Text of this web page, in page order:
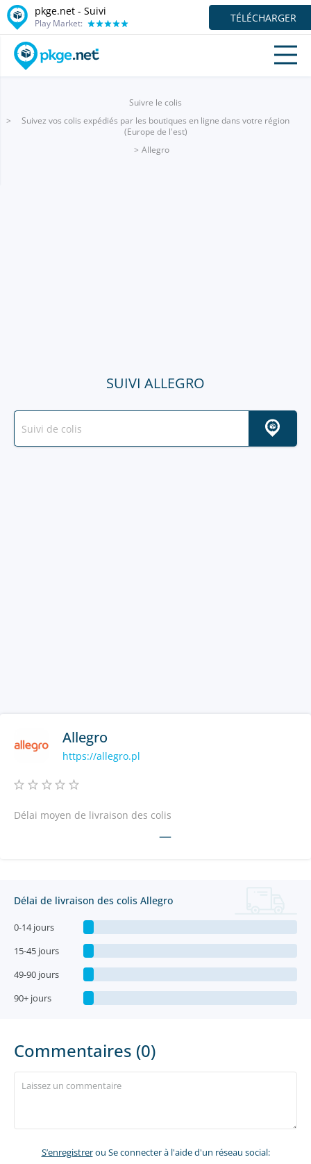
pkge.net - Suivi
Play Market: TÉLÉCHARGER
Suivre le colis
Suivez vos colis expédiés par les boutiques en ligne dans votre région
(Europe de l'est)
Allegro
SUIVI ALLEGRO
Allegro
https://allegro.pl
Délai moyen de livraison des colis
—
Délai de livraison des colis Allegro
0-14 jours
15-45 jours
49-90 jours
90+ jours
Commentaires (0)
S’enregistrerou Se connecter à l'aide d'un réseau social: